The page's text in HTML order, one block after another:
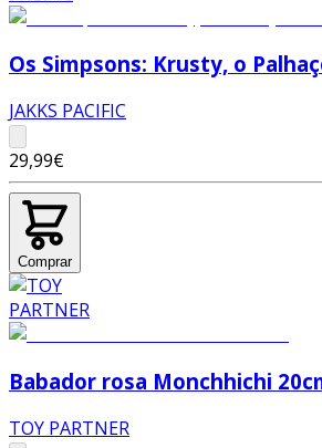
Os Simpsons: Krusty, o
JAKKS PACIFIC
29,99€
Comprar
Babador rosa Monchhichi
TOY PARTNER